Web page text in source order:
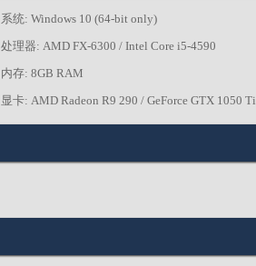
系统: Windows 10 (64-bit only)
处理器: AMD FX-6300 / Intel Core i5-4590
内存: 8GB RAM
显卡: AMD Radeon R9 290 / GeForce GTX 1050 Ti